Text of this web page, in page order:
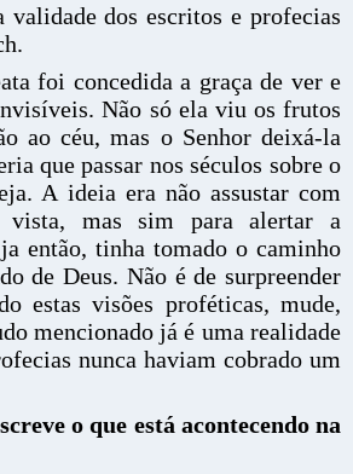
validade dos escritos e profecias
foi concedida a graça de ver e
Não só ela viu os frutos
ao céu, mas o Senhor deixá-la
que passar nos séculos sobre o
A ideia era não assustar com
vista, mas sim para alertar a
então, tinha tomado o caminho
de Deus. Não é de surpreender
estas visões proféticas, mude,
mencionado já é uma realidade
nunca haviam cobrado um
o que está acontecendo na